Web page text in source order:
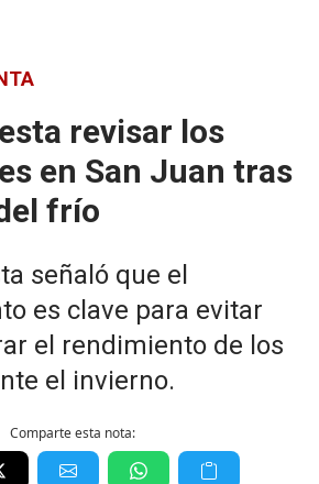
revisar los
en San Juan tras
frío
señaló que el
es clave para evitar
el rendimiento de los
el invierno.
Comparte esta nota: